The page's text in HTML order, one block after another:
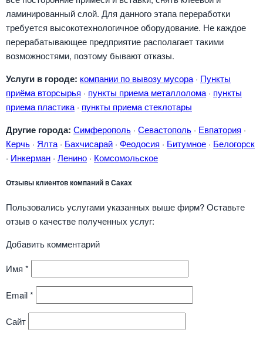
ламинированный слой. Для данного этапа переработки
требуется высокотехнологичное оборудование. Не каждое
перерабатывающее предприятие располагает такими
возможностями, поэтому бывают отказы.
Услуги в городе: компании по вывозу мусора · Пункты
приёма вторсырья · пункты приема металлолома · пункты
приема пластика · пункты приема стеклотары
Другие города: Симферополь · Севастополь · Евпатория ·
Керчь · Ялта · Бахчисарай · Феодосия · Битумное · Белогорск
· Инкерман · Ленино · Комсомольское
Отзывы клиентов компаний в Саках
Пользовались услугами указанных выше фирм? Оставьте
отзыв о качестве полученных услуг:
Добавить комментарий
Имя *
Email*
Сайт